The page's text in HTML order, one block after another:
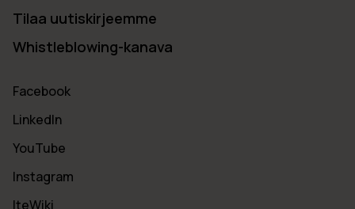
Tilaa uutiskirjeemme
Whistleblowing-kanava
Facebook
LinkedIn
YouTube
Instagram
IteWiki